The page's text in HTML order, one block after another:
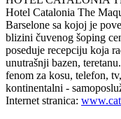
Hotel Catalonia The
Barselone sa kojoj je
blizini čuvenog šoping
poseduje recepciju koja
unutrašnji bazen,
fenom za kosu, telefon,
kontinentalni -
Internet stranica: